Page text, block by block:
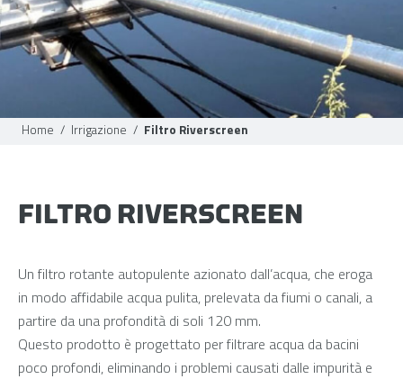
Home / Irrigazione / Filtro Riverscreen
FILTRO RIVERSCREEN
Un filtro rotante autopulente azionato dall’acqua, che eroga
in modo affidabile acqua pulita, prelevata da fiumi o canali, a
partire da una profondità di soli 120 mm.
Questo prodotto è progettato per filtrare acqua da bacini
poco profondi, eliminando i problemi causati dalle impurità e